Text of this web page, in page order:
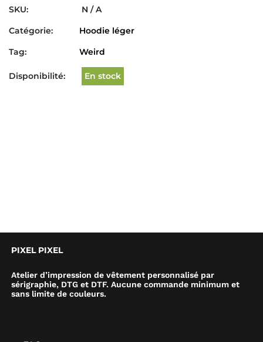
SKU:
N / A
Catégorie:
Hoodie léger
Tag:
Weird
Disponibilité: En stock
PIXEL PIXEL
Atelier d’impression de vêtement personnalisé par
sérigraphie, DTG et DTF. Aucune commande minimum et
sans limite de couleurs.